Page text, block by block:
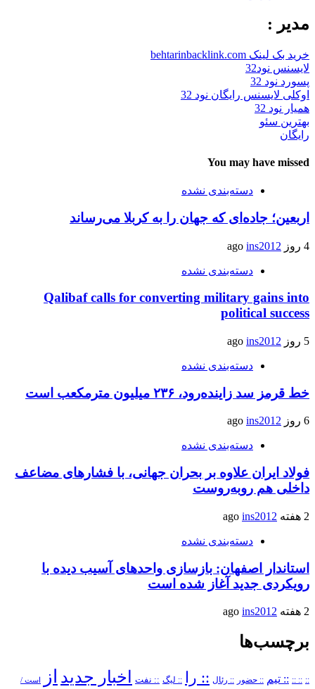
مدیر :
خرید بک لینک behtarinbacklink.com
لایسنس نود32
پسورد نود 32
اوکلی لایسنس رایگان نود 32
همیار نود 32
بهترین سئو
رایگان
You may have missed
دسته‌بندی نشده
اربعین؛ جاده‌ای که جهان را به کربلا می‌رساند
4 روز ago ins2012
دسته‌بندی نشده
Qalibaf calls for converting military gains into
political success
5 روز ago ins2012
دسته‌بندی نشده
خط قرمز سد زاینده‌رود، ۲۳۶ میلیون مترمکعب است
6 روز ago ins2012
دسته‌بندی نشده
فولاد ایران علاوه بر بحران جهانی، با فشارهای مضاعف
داخلی هم روبه‌روست
2 هفته ago ins2012
دسته‌بندی نشده
استاندار اصفهان: بازسازی واحدهای آسیب دیده با
رویکردی جدید آغاز شده است
2 هفته ago ins2012
برچسب‌ها
::
:: :: :: تیم :: حضور :: رئال :: را :: لیگ :: نفت اخبار جدید از است /